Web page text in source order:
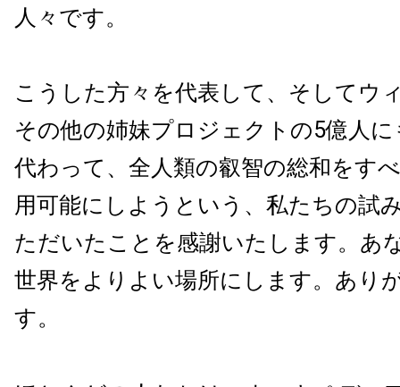
人々です。
こうした方々を代表して、 そしてウ
その他の姉妹プロジェクトの5億人に
代わって、 全人類の叡智の総和をす
用可能にしようという、 私たちの試
ただいたことを感謝いたします。 あ
世界をよりよい場所にします。 あり
す。